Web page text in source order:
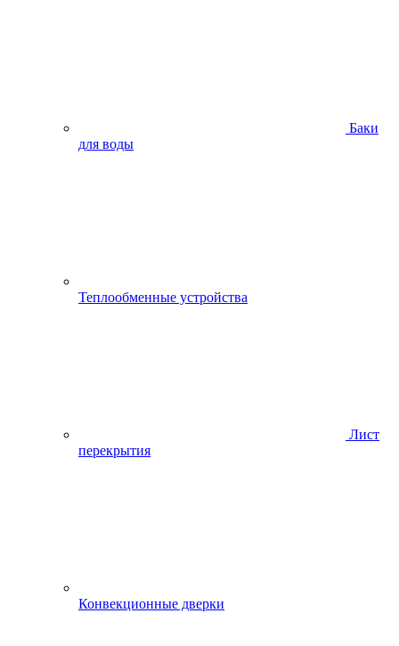
Баки
для воды
Теплообменные устройства
Лист
перекрытия
Конвекционные дверки